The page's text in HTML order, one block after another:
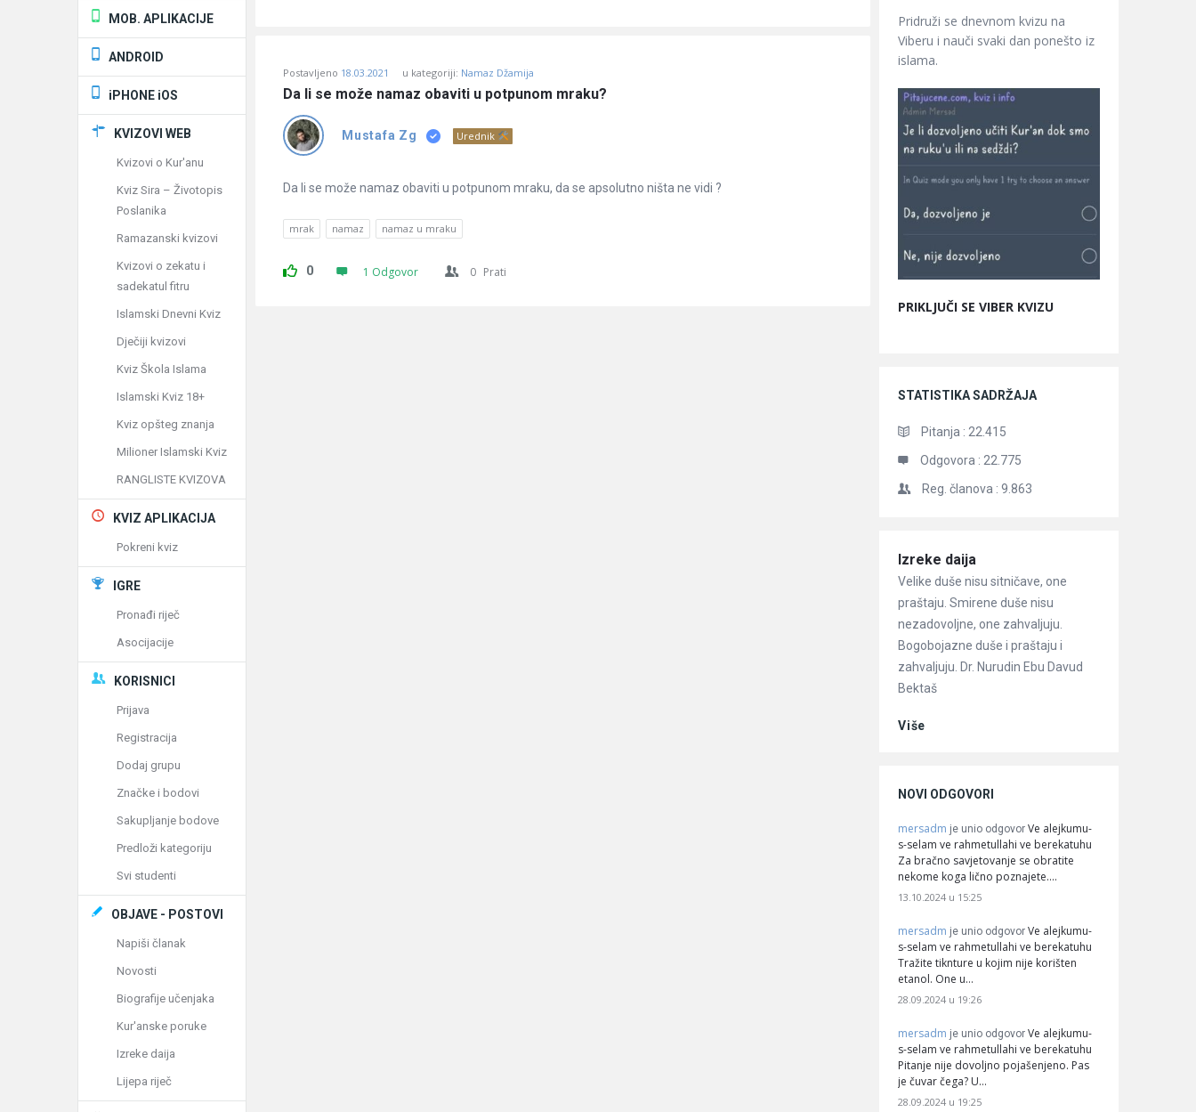
Postavljeno 18.03.2021 u kategoriji: Namaz Džamija
Da li se može namaz obaviti u potpunom mraku?
Mustafa Zg Urednik
Da li se može namaz obaviti u potpunom mraku, da se apsolutno ništa ne vidi ?
mrak namaz namaz u mraku
0 1 Odgovor 0 Prati
Pridruži se dnevnom kvizu na
Viberu i nauči svaki dan ponešto iz
islama.
PRIKLJUČI SE VIBER KVIZU
STATISTIKA SADRŽAJA
Pitanja : 22.415
Odgovora : 22.775
Reg. članova : 9.863
Članci
Izreke daija
Velike duše nisu sitničave, one
praštaju. Smirene duše nisu
nezadovoljne, one zahvaljuju.
Bogobojazne duše i praštaju i
zahvaljuju. Dr. Nurudin Ebu Davud
Bektaš
Više
NOVI ODGOVORI
mersadm je unio odgovor Ve alejkumu-
s-selam ve rahmetullahi ve berekatuhu
Za bračno savjetovanje se obratite
nekome koga lično poznajete.…
13.10.2024 u 15:25
mersadm je unio odgovor Ve alejkumu-
s-selam ve rahmetullahi ve berekatuhu
Tražite tiknture u kojim nije korišten
etanol. One u…
28.09.2024 u 19:26
mersadm je unio odgovor Ve alejkumu-
s-selam ve rahmetullahi ve berekatuhu
Pitanje nije dovoljno pojašenjeno. Pas
je čuvar čega? U…
28.09.2024 u 19:25
MOB. APLIKACIJE
ANDROID
iPHONE iOS
KVIZOVI WEB
Kvizovi o Kur'anu
Kviz Sira – Životopis
Poslanika
Ramazanski kvizovi
Kvizovi o zekatu i
sadekatul fitru
Islamski Dnevni Kviz
Dječiji kvizovi
Kviz Škola Islama
Islamski Kviz 18+
Kviz opšteg znanja
Milioner Islamski Kviz
RANGLISTE KVIZOVA
KVIZ APLIKACIJA
Pokreni kviz
IGRE
Pronađi riječ
Asocijacije
KORISNICI
Prijava
Registracija
Dodaj grupu
Značke i bodovi
Sakupljanje bodove
Predloži kategoriju
Svi studenti
OBJAVE - POSTOVI
Napiši članak
Novosti
Biografije učenjaka
Kur'anske poruke
Izreke daija
Lijepa riječ